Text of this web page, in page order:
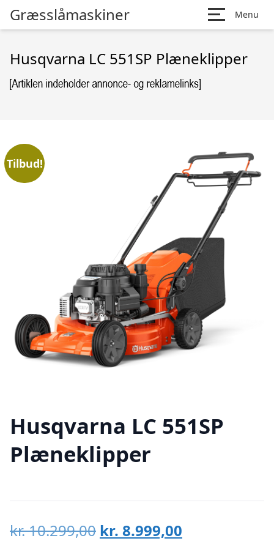
Græsslåmaskiner Menu
Husqvarna LC 551SP Plæneklipper
Tilbud!
Husqvarna LC 551SP
Plæneklipper
kr.10.299,00 Den
kr. 8.999,00